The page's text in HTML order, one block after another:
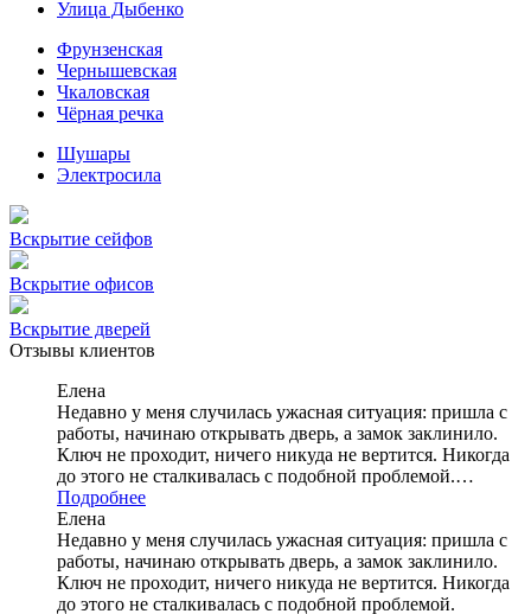
Улица Дыбенко
Фрунзенская
Чернышевская
Чкаловская
Чёрная речка
Шушары
Электросила
Вскрытие сейфов
Вскрытие офисов
Вскрытие дверей
Отзывы клиентов
Елена
Недавно у меня случилась ужасная ситуация: пришла с
работы, начинаю открывать дверь, а замок заклинило.
Ключ не проходит, ничего никуда не вертится. Никогда
до этого не сталкивалась с подобной проблемой.…
Подробнее
Елена
Недавно у меня случилась ужасная ситуация: пришла с
работы, начинаю открывать дверь, а замок заклинило.
Ключ не проходит, ничего никуда не вертится. Никогда
до этого не сталкивалась с подобной проблемой.